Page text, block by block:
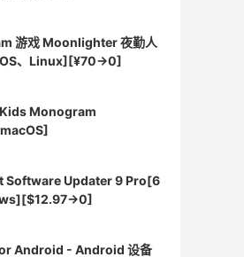
游戏 Moonlighter 夜勤人
、Linux][¥70→0]
Kids Monogram
Software Updater 9 Pro[6
Android - Android 设备